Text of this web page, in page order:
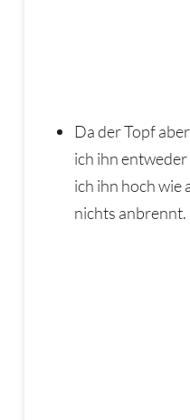
Da der Topf
ich ihn
ich ihn hoch wie
nichts anbrennt.